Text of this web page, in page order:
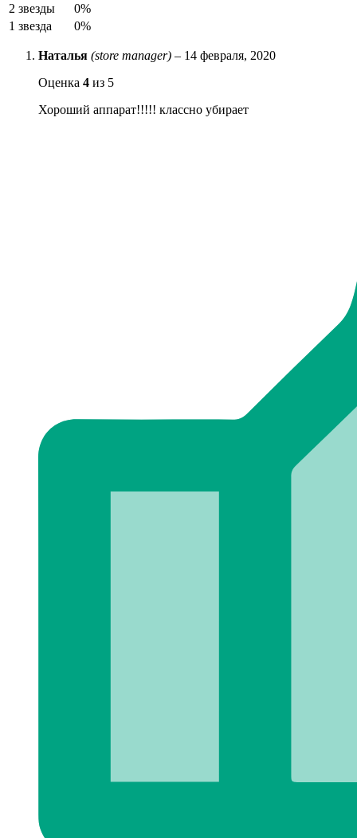
2 звезды
0%
1 звезда
0%
Наталья (store manager) – 14 февраля, 2020
Оценка 4 из 5
Хороший аппарат!!!!! классно убирает